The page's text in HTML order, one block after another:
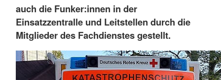
auch die Funker:innen in der
Einsatzzentralle und Leitstellen durch die
Mitglieder des Fachdienstes gestellt.